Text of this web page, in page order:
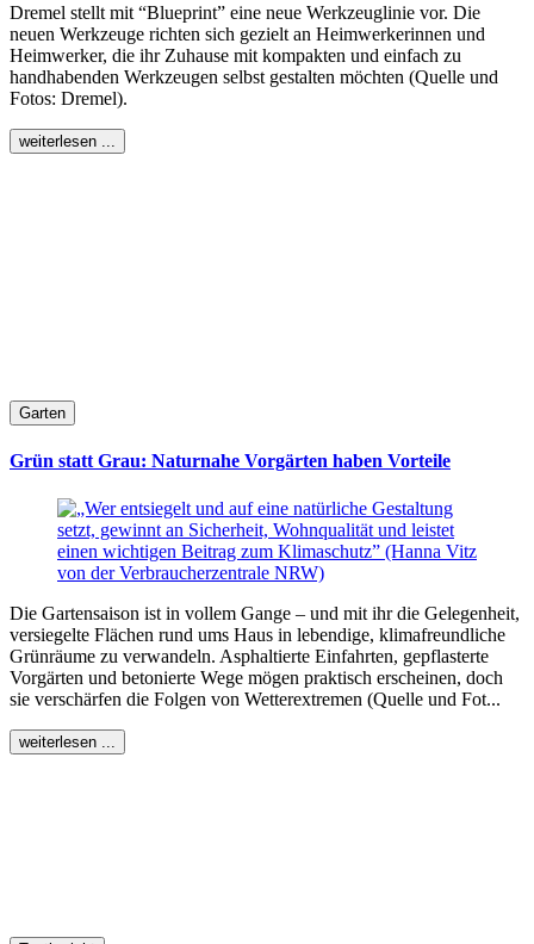
Dremel stellt mit “Blueprint” eine neue Werkzeuglinie vor. Die
neuen Werkzeuge richten sich gezielt an Heimwerkerinnen und
Heimwerker, die ihr Zuhause mit kompakten und einfach zu
handhabenden Werkzeugen selbst gestalten möchten (Quelle und
Fotos: Dremel).
weiterlesen ...
Garten
Grün statt Grau: Naturnahe Vorgärten haben Vorteile
Die Gartensaison ist in vollem Gange – und mit ihr die Gelegenheit,
versiegelte Flächen rund ums Haus in lebendige, klimafreundliche
Grünräume zu verwandeln. Asphaltierte Einfahrten, gepflasterte
Vorgärten und betonierte Wege mögen praktisch erscheinen, doch
sie verschärfen die Folgen von Wetterextremen (Quelle und Fot...
weiterlesen ...